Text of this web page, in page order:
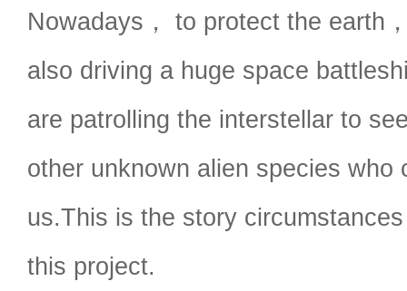
Nowadays， to protect the earth
also driving a huge space
are patrolling the interstellar to
other unknown alien species who
us.This is the story
this project.